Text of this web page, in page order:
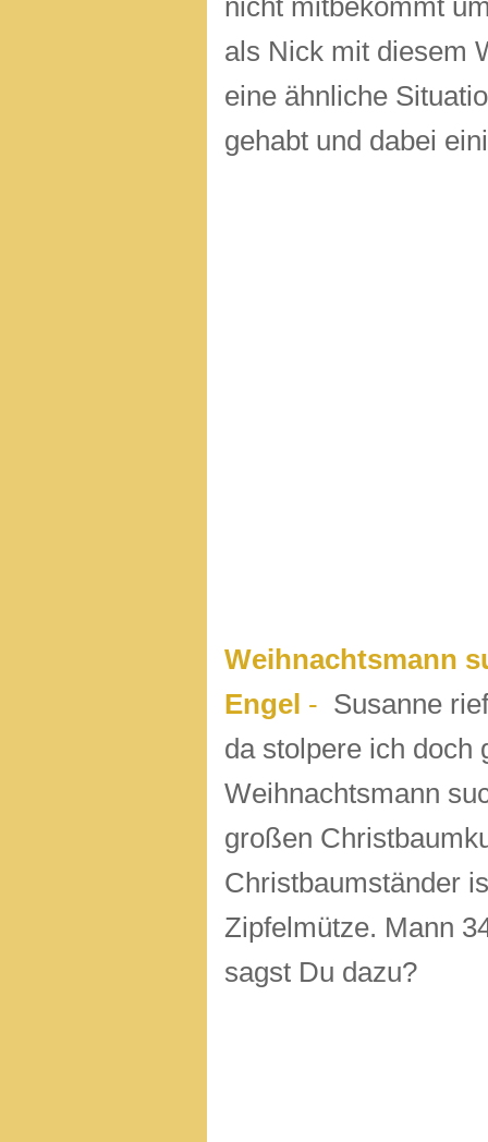
nicht mitbekommt
als Nick mit diesem
eine ähnliche
gehabt und dabei
Weihnachtsmann
Engel - Susanne
da stolpere ich doch
Weihnachtsmann
großen
Christbaumständer
Zipfelmütze. Mann
sagst Du dazu?